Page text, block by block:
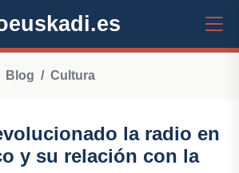
Blog Cultura
la radio en
y su relación con la